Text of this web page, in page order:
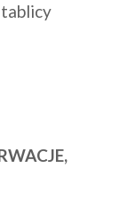
tablicy